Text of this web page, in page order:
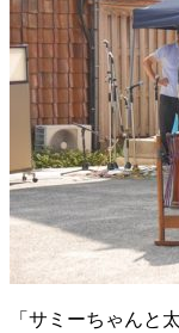
「サミーちゃんと